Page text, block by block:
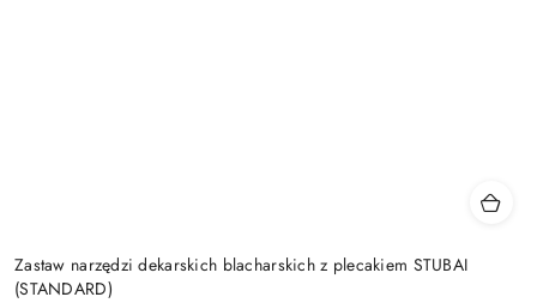
Zastaw narzędzi dekarskich blacharskich z plecakiem STUBAI
(STANDARD)